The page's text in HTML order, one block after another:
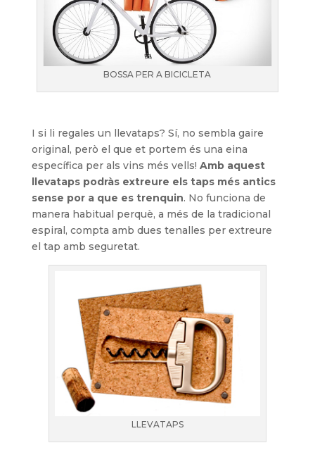
BOSSA PER A BICICLETA
I si li regales un llevataps? Sí, no sembla gaire
original, però el que et portem és una eina
específica per als vins més vells! Amb aquest
llevataps podràs extreure els taps més antics
sense por a que es trenquin. No funciona de
manera habitual perquè, a més de la tradicional
espiral, compta amb dues tenalles per extreure
el tap amb seguretat.
LLEVATAPS